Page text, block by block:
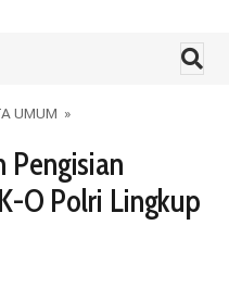
UMUM »
Pengisian
O Polri Lingkup